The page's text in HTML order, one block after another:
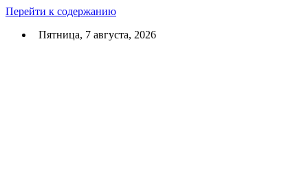
Перейти к содержанию
Пятница, 7 августа, 2026